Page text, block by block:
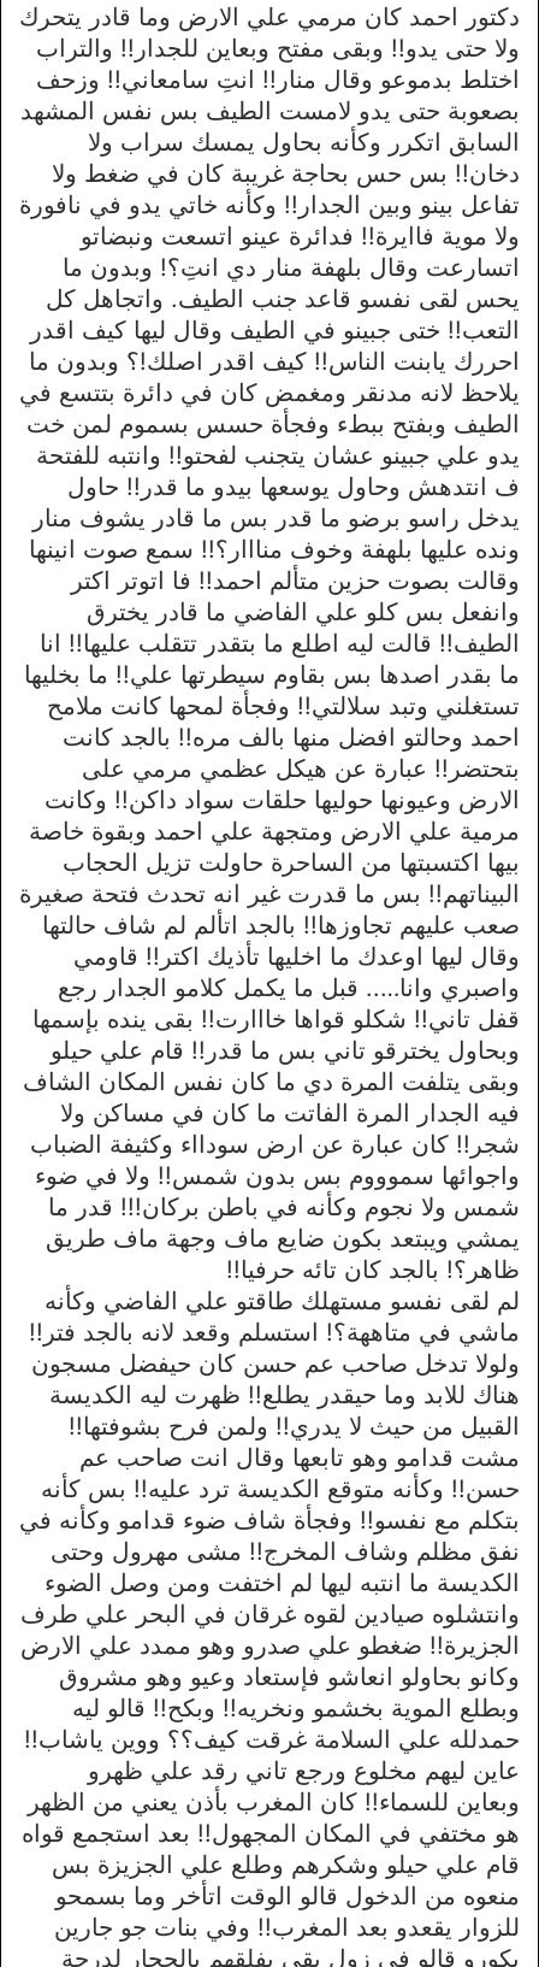
دكتور احمد كان مرمي علي الارض وما قادر يتحرك
ولا حتى يدو!! وبقى مفتح وبعاين للجدار!! والتراب
اختلط بدموعو وقال منار!! انتِ سامعاني!! وزحف
بصعوبة حتى يدو لامست الطيف بس نفس المشهد
السابق اتكرر وكأنه بحاول يمسك سراب ولا
دخان!! بس حس بحاجة غريبة كان في ضغط ولا
تفاعل بينو وبين الجدار!! وكأنه خاتي يدو في نافورة
ولا موية فاايرة!! فدائرة عينو اتسعت ونبضاتو
اتسارعت وقال بلهفة منار دي انتِ؟! وبدون ما
يحس لقى نفسو قاعد جنب الطيف. واتجاهل كل
التعب!! ختى جبينو في الطيف وقال ليها كيف اقدر
احررك يابنت الناس!! كيف اقدر اصلك!؟ وبدون ما
يلاحظ لانه مدنقر ومغمض كان في دائرة بتتسع في
الطيف وبفتح ببطء وفجأة حسس بسموم لمن خت
يدو علي جبينو عشان يتجنب لفحتو!! وانتبه للفتحة
ف انتدهش وحاول يوسعها بيدو ما قدر!! حاول
يدخل راسو برضو ما قدر بس ما قادر يشوف منار
ونده عليها بلهفة وخوف منااار؟!! سمع صوت انينها
وقالت بصوت حزين متألم احمد!! فا اتوتر اكتر
وانفعل بس كلو علي الفاضي ما قادر يخترق
الطيف!! قالت ليه اطلع ما بتقدر تتقلب عليها!! انا
ما بقدر اصدها بس بقاوم سيطرتها علي!! ما بخليها
تستغلني وتبد سلالتي!! وفجأة لمحها كانت ملامح
احمد وحالتو افضل منها بالف مره!! بالجد كانت
بتحتضر!! عبارة عن هيكل عظمي مرمي على
الارض وعيونها حوليها حلقات سواد داكن!! وكانت
مرمية علي الارض ومتجهة علي احمد وبقوة خاصة
بيها اكتسبتها من الساحرة حاولت تزيل الحجاب
البيناتهم!! بس ما قدرت غير انه تحدث فتحة صغيرة
صعب عليهم تجاوزها!! بالجد اتألم لم شاف حالتها
وقال ليها اوعدك ما اخليها تأذيك اكتر!! قاومي
واصبري وانا….. قبل ما يكمل كلامو الجدار رجع
قفل تاني!! شكلو قواها خااارت!! بقى ينده بإسمها
وبحاول يخترقو تاني بس ما قدر!! قام علي حيلو
وبقى يتلفت المرة دي ما كان نفس المكان الشاف
فيه الجدار المرة الفاتت ما كان في مساكن ولا
شجر!! كان عبارة عن ارض سودااء وكثيفة الضباب
واجوائها سموووم بس بدون شمس!! ولا في ضوء
شمس ولا نجوم وكأنه في باطن بركان!!! قدر ما
يمشي ويبتعد بكون ضايع ماف وجهة ماف طريق
ظاهر؟! بالجد كان تائه حرفيا!!
لم لقى نفسو مستهلك طاقتو علي الفاضي وكأنه
ماشي في متاههة؟! استسلم وقعد لانه بالجد فتر!!
ولولا تدخل صاحب عم حسن كان حيفضل مسجون
هناك للابد وما حيقدر يطلع!! ظهرت ليه الكديسة
القبيل من حيث لا يدري!! ولمن فرح بشوفتها!!
مشت قدامو وهو تابعها وقال انت صاحب عم
حسن!! وكأنه متوقع الكديسة ترد عليه!! بس كأنه
بتكلم مع نفسو!! وفجأة شاف ضوء قدامو وكأنه في
نفق مظلم وشاف المخرج!! مشى مهرول وحتى
الكديسة ما انتبه ليها لم اختفت ومن وصل الضوء
وانتشلوه صيادين لقوه غرقان في البحر علي طرف
الجزيرة!! ضغطو علي صدرو وهو ممدد علي الارض
وكانو بحاولو انعاشو فإستعاد وعيو وهو مشروق
وبطلع الموية بخشمو ونخريه!! وبكح!! قالو ليه
حمدلله علي السلامة غرقت كيف؟؟ ووين ياشاب!!
عاين ليهم مخلوع ورجع تاني رقد علي ظهرو
وبعاين للسماء!! كان المغرب بأذن يعني من الظهر
هو مختفي في المكان المجهول!! بعد استجمع قواه
قام علي حيلو وشكرهم وطلع علي الجزيزة بس
منعوه من الدخول قالو الوقت اتأخر وما بسمحو
للزوار يقعدو بعد المغرب!! وفي بنات جو جارين
بكورو قالو في زول بقى يفلقهم بالحجار لدرجة